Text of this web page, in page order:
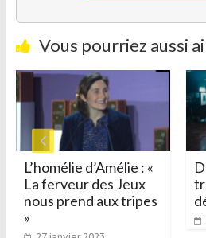
Vous pourriez aussi
L’homélie d’Amélie : «
La ferveur des Jeux
nous prend aux tripes
»